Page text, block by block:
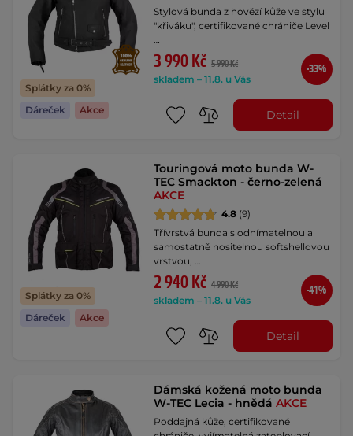
Splátky za 0%
Dáreček
Akce
Stylová bunda z hovězí kůže ve stylu
"křiváku", certifikované chrániče Level
…
3 990 Kč 5 990 Kč
skladem – 11.8. u Vás
-33%
Detail
Splátky za 0%
Dáreček
Akce
Touringová moto bunda W-
TEC Smackton - černo-zelená
AKCE
4.8 (9)
Třívrstvá bunda s odnímatelnou a
samostatně nositelnou softshellovou
vrstvou, …
2 940 Kč 4 990 Kč
skladem – 11.8. u Vás
-41%
Detail
Dámská kožená moto bunda
W-TEC Lecia - hnědáAKCE
Poddajná kůže, certifikované